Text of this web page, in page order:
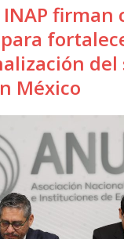
INAP firman
del
México